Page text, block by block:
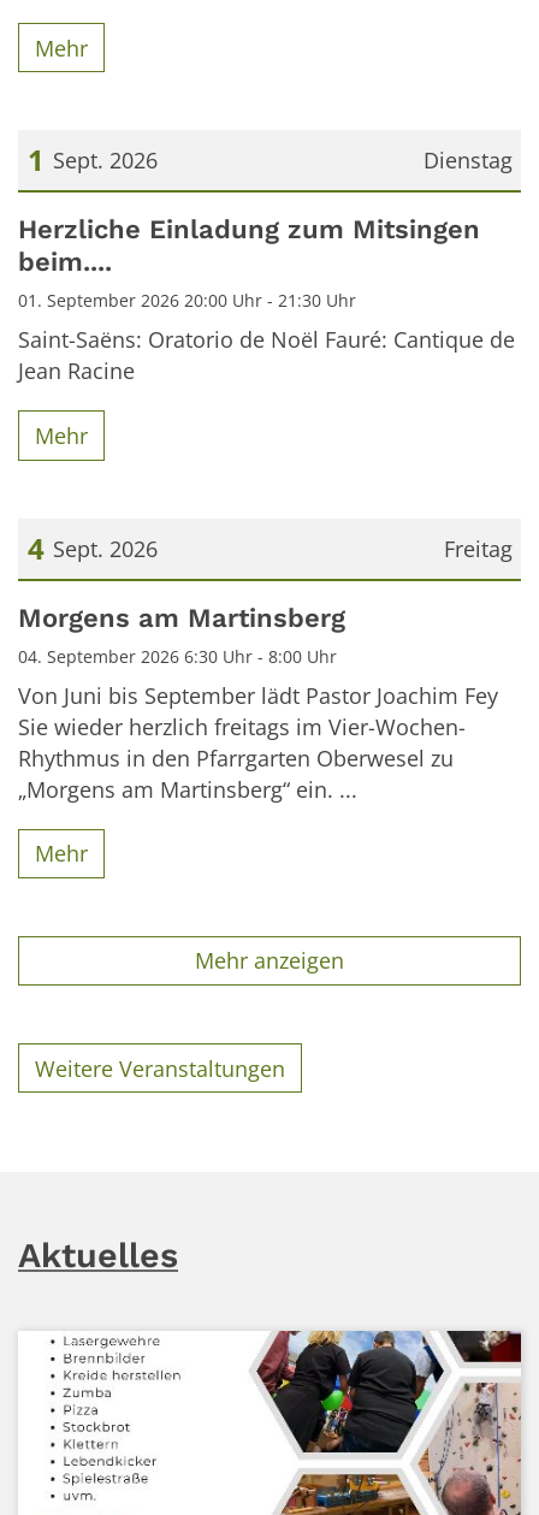
Mehr
Dienstag
1 Sept. 2026
Datum: 1. September 2026
Herzliche Einladung zum Mitsingen
beim....
01. September 2026 20:00 Uhr - 21:30 Uhr
Saint-Saëns: Oratorio de Noël Fauré: Cantique de
Jean Racine
Mehr
Freitag
4 Sept. 2026
Datum: 4. September 2026
Morgens am Martinsberg
04. September 2026 6:30 Uhr - 8:00 Uhr
Von Juni bis September lädt Pastor Joachim Fey
Sie wieder herzlich freitags im Vier-Wochen-
Rhythmus in den Pfarrgarten Oberwesel zu
„Morgens am Martinsberg“ ein. ...
Mehr
Mehr anzeigen
Weitere Veranstaltungen
Aktuelles